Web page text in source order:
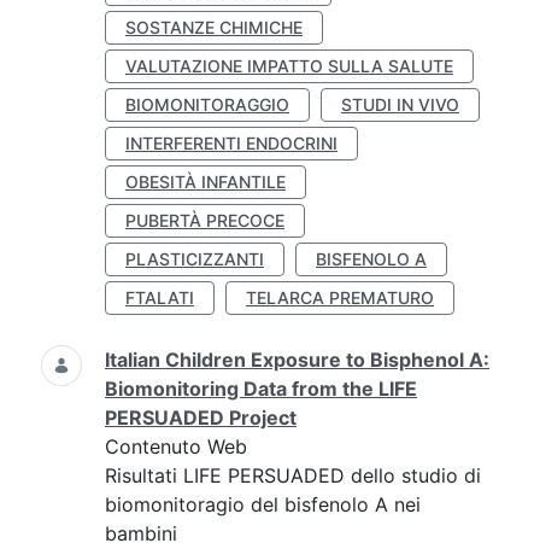
SOSTANZE CHIMICHE
VALUTAZIONE IMPATTO SULLA SALUTE
BIOMONITORAGGIO
STUDI IN VIVO
INTERFERENTI ENDOCRINI
OBESITÀ INFANTILE
PUBERTÀ PRECOCE
PLASTICIZZANTI
BISFENOLO A
FTALATI
TELARCA PREMATURO
Italian Children Exposure to Bisphenol A:
Biomonitoring Data from the LIFE
PERSUADED Project
Contenuto Web
Risultati LIFE PERSUADED dello studio di
biomonitoragio del bisfenolo A nei
bambini